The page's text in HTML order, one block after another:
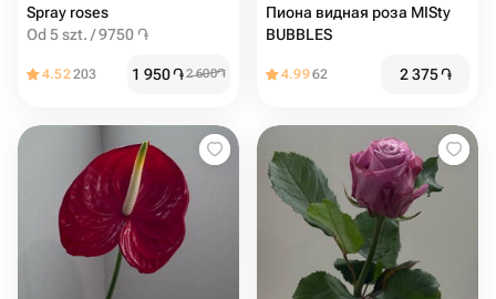
Spray roses
Od 5 szt. / 9750 ֏
4.52203 1 950֏2 600֏
Пиона видная роза MISty
BUBBLES
4.9962 2 375֏